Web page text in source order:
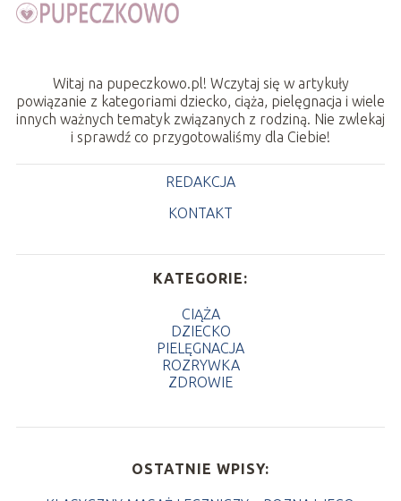
Witaj na pupeczkowo.pl! Wczytaj się w artykuły
powiązanie z kategoriami dziecko, ciąża, pielęgnacja i wiele
innych ważnych tematyk związanych z rodziną. Nie zwlekaj
i sprawdź co przygotowaliśmy dla Ciebie!
REDAKCJA
KONTAKT
KATEGORIE:
CIĄŻA
DZIECKO
PIELĘGNACJA
ROZRYWKA
ZDROWIE
OSTATNIE WPISY: